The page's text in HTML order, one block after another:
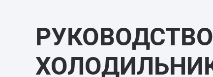
Телевизоры
Варочные